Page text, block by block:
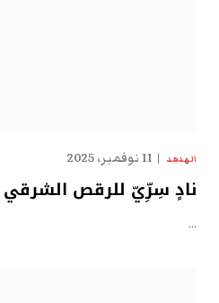
الهدهد 11 نوفمبر، 2025
نادٍ سِرِّيّ للرقص
…